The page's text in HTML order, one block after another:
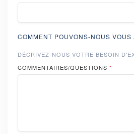
COMMENT POUVONS-NOUS VOUS
DÉCRIVEZ-NOUS VOTRE BESOIN
COMMENTAIRES/QUESTIONS *